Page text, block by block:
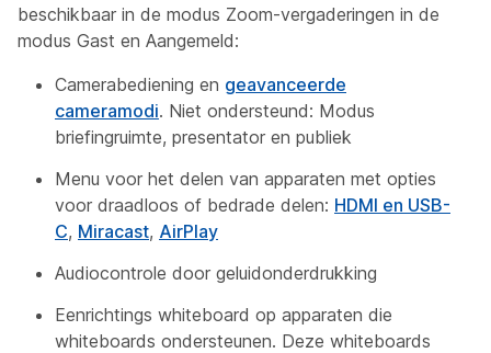
beschikbaar in de modus Zoom-vergaderingen in de
modus Gast en Aangemeld:
Camerabediening en geavanceerde
cameramodi. Niet ondersteund: Modus
briefingruimte, presentator en publiek
Menu voor het delen van apparaten met opties
voor draadloos of bedrade delen: HDMI en USB-
C, Miracast, AirPlay
Audiocontrole door geluidonderdrukking
Eenrichtings whiteboard op apparaten die
whiteboards ondersteunen. Deze whiteboards